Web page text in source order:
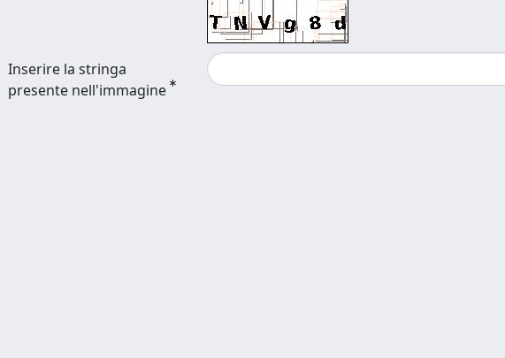
Inserire la stringa
presente nell'immagine